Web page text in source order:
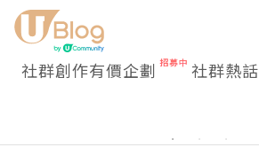
社群創作有價企劃 社群熱話